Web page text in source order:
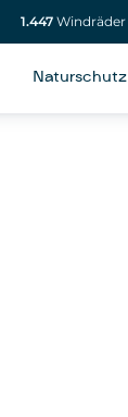
1.447 Windräder
Naturschutz